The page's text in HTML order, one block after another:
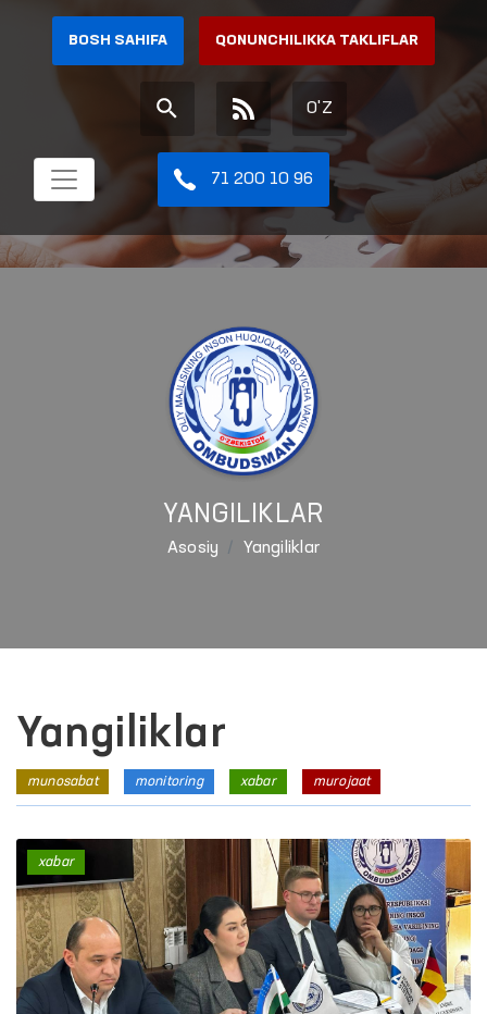
BOSH SAHIFA QONUNCHILIKKA TAKLIFLAR
O'Z
71 200 10 96
YANGILIKLAR
Asosiy Yangiliklar
Yangiliklar
munosabat monitoring xabar murojaat
xabar